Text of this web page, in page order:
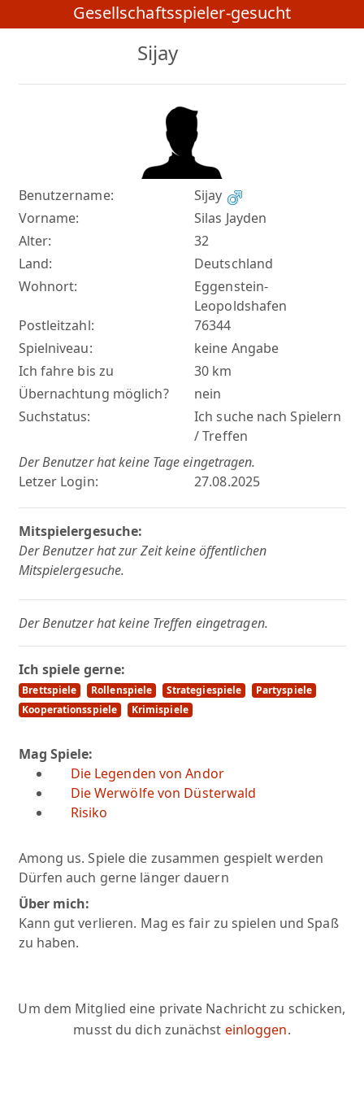
Gesellschaftsspieler-gesucht
Sijay
Benutzername:
Sijay
Vorname:
Silas Jayden
Alter:
32
Land:
Deutschland
Wohnort:
Eggenstein-
Leopoldshafen
Postleitzahl:
76344
Spielniveau:
keine Angabe
Ich fahre bis zu
30 km
Übernachtung möglich?
nein
Suchstatus:
Ich suche nach Spielern
/ Treffen
Der Benutzer hat keine Tage eingetragen.
Letzer Login:
27.08.2025
Mitspielergesuche:
Der Benutzer hat zur Zeit keine öffentlichen
Mitspielergesuche.
Der Benutzer hat keine Treffen eingetragen.
Ich spiele gerne:
Brettspiele Rollenspiele Strategiespiele
Partyspiele
Kooperationsspiele
Krimispiele
Mag Spiele:
Die Legenden von Andor
Die Werwölfe von Düsterwald
Risiko
Among us. Spiele die zusammen gespielt werden
Dürfen auch gerne länger dauern
Über mich:
Kann gut verlieren. Mag es fair zu spielen und Spaß
zu haben.
Um dem Mitglied eine private Nachricht zu schicken,
musst du dich zunächst einloggen.